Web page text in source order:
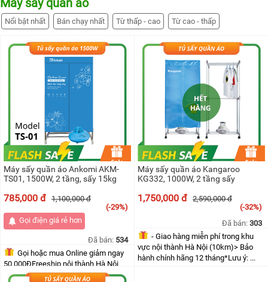
KANGAROO
MÁY
NƯỚC
HYDROGEN
KANGAROO
LẠNH
KANGAROO
CÂY
NƯỚC
NÓNG
LẠNH
LÕI
LỌC
NƯỚC
LINH
KIỆN
MÁY
tác (1)
Kangaroo
(2)
Máy sấy quần áo
Nổi bật nhất Bán chạy nhất Từ thấp - cao Từ cao - thấp
Máy sấy quần áo Ankomi AKM-
TS01, 1500W, 2 tầng, sấy 15kg
785,000 đ
1,100,000 đ
(-29%)
Gọi điện giá rẻ hơn
Đã bán: 534
Gọi hoặc mua Online giảm ngay
50.000ĐFreeship nội thành Hà Nội
(≤10km)*Phí vận chuyển ngoại thàn...
Máy sấy quần áo Kangaroo
KG332, 1000W, 2 tầng sấy
1,750,000 đ
2,590,000 đ
(-32%)
Đã bán: 303
- Giao hàng miễn phí trong khu
vực nội thành Hà Nội (10km)> Bảo
hành chính hãng 12 tháng*Lưu ý: ...